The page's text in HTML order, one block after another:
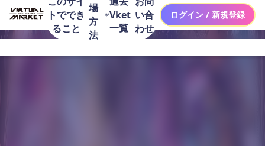
トででき
ること
場
方
法
Vket
一覧
い合
わせ
ログイン / 新規登録